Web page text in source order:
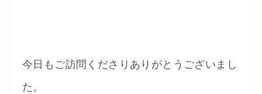
今日もご訪問くださりありがとうございまし
た。